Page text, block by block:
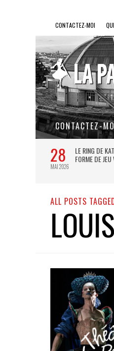
CONTACTEZ-MOI
CONTACTEZ-
28
MAI 2026
LE RING DE
FORME DE
ALL POSTS